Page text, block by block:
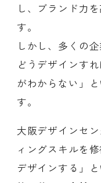
し、ブランド力
す。
しかし、多くの
どうデザインす
がわからない」
す。
大阪デザインセ
ィングスキルを
デザインする」と